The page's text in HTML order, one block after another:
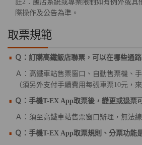
註2：飯店系統或專案限制如有例外或其
際操作及公告為準。
取票規範
Ｑ：訂購高鐵飯店聯票，可以在哪些通路
Ａ：高鐵車站售票窗口、自動售票機、
（須另外支付手續費用每張車票10元，
Ｑ：手機T-EX App取票後，變更或退票
Ａ：須至高鐵車站售票窗口辦理，無法線
Ｑ：手機T-EX App取票規則、分票功能